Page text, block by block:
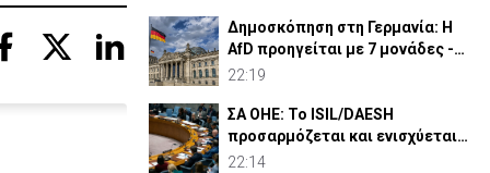
Δημοσκόπηση στη Γερμανία: Η
AfD προηγείται με 7 μονάδες -
Διεύρυνε τη διαφορά
22:19
ΣΑ ΟΗΕ: Το ISIL/DAESH
προσαρμόζεται και ενισχύεται
στην Αφρική - Πώς απειλεί
22:14